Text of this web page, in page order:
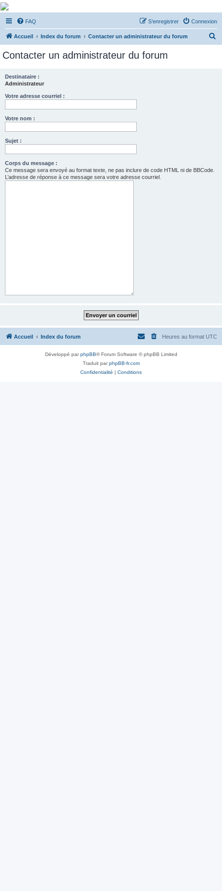
De Musicae Militari -
Forums
Forums de discussions
FAQ Connexion
S’enregistrer
Accueil Index du forum Contacter un administrateur du forum
Contacter un administrateur du forum
Destinataire :
Administrateur
Votre adresse courriel :
Votre nom :
Sujet :
Corps du message :
Ce message sera envoyé au format texte, ne pas inclure de code HTML ni de BBCode.
L’adresse de réponse à ce message sera votre adresse courriel.
Accueil Index du forum Heures au format UTC
Développé parphpBB® Forum Software © phpBB Limited
Traduit parphpBB-fr.com
Confidentialité | Conditions